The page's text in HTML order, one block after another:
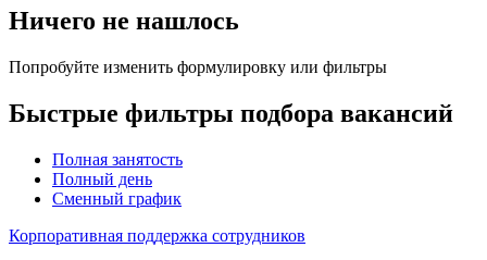
Ничего не нашлось
Попробуйте изменить формулировку или фильтры
Быстрые фильтры подбора вакансий
Полная занятость
Полный день
Сменный график
Корпоративная поддержка сотрудников